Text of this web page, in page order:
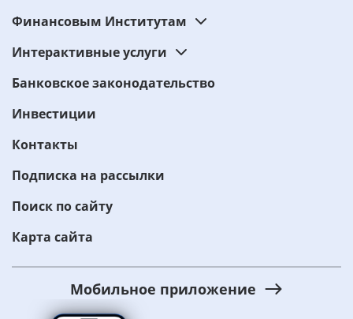
Финансовым Институтам
Интерактивные услуги
Банковское законодательство
Инвестиции
Контакты
Подписка на рассылки
Поиск по сайту
Карта сайта
Мобильное приложение